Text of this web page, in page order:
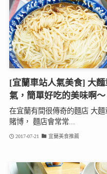
[宜蘭車站人氣美食] 大
氣，簡單好吃的美味啊～
在宜蘭有間很傳奇的麵店 大
賭博， 麵店會常常...
2017-07-21 宜蘭美食推薦